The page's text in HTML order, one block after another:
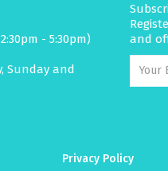
- 5:30pm)
Sunday and
and
Privacy Policy